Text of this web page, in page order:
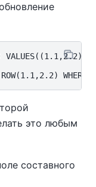
VALUES((1.1,2.2));
это любым
составного